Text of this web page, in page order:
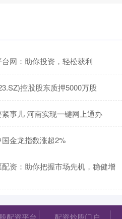
网：助你投资，轻松获利
控股股东质押5000万股
事儿 河南实现一键网上通办
金龙指数涨超2%
资：助你把握市场先机，稳健增
配资平台 配资炒股门户